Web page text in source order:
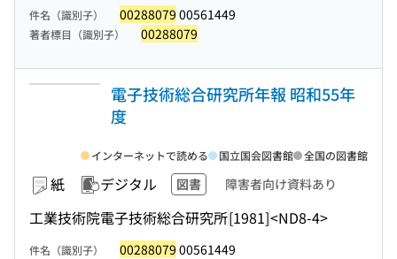
件名（識別子） 00288079 00561449
著者標目（識別子） 00288079
電子技術総合研究所年報 昭和55年
度
紙 デジタル 図書 障害者向け資料あり
工業技術院電子技術総合研究所[1981]<ND8-4>
インターネットで読める 国立国会図書館 全国の図書館
件名（識別子） 00288079 00561449